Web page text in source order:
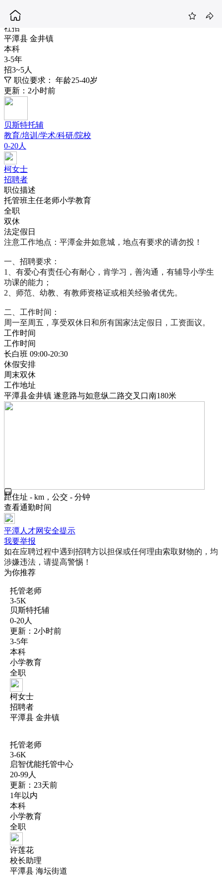
小学托管老师（如意城）
3-5K
社招
平潭县 金井镇
本科
3-5年
招3~5人
职位要求：
年龄25-40岁
更新：2小时前
贝斯特托辅
教育/培训/学术/科研/院校
0-20人
柯女士
招聘者
职位描述
托管班主任老师小学教育
全职
双休
法定假日
注意工作地点：平潭金井如意城，地点有要求的请勿投！
一、招聘要求：
1、有爱心有责任心有耐心，肯学习，善沟通，有辅导小学生
功课的能力；
2、师范、幼教、有教师资格证或相关经验者优先。
二、工作时间：
周一至周五，享受双休日和所有国家法定假日，工资面议。
工作时间
工作时间
长白班 09:00-20:30
休假安排
周末双休
工作地址
平潭县金井镇 遂意路与如意纵二路交叉口南180米
距住址 - km，公交 - 分钟
查看通勤时间
平潭人才网安全提示
我要举报
如在应聘过程中遇到招聘方以担保或任何理由索取财物的，均
涉嫌违法，请提高警惕！
为你推荐
托管老师
3-5K
贝斯特托辅
0-20人
更新：2小时前
3-5年
本科
小学教育
全职
柯女士
招聘者
平潭县 金井镇
托管老师
3-6K
启智优能托管中心
20-99人
更新：23天前
1年以内
本科
小学教育
全职
许莲花
校长助理
平潭县 海坛街道